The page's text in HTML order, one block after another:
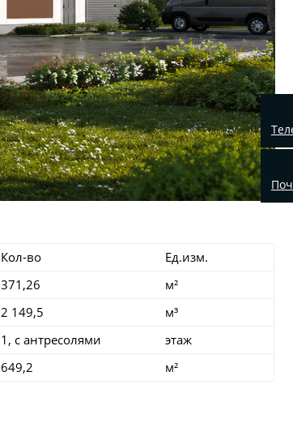
Кол-во
Ед.изм.
371,26
м²
2 149,5
м³
1, с антресолями
этаж
649,2 м²